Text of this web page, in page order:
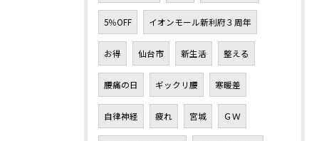
5％OFF イオンモール新利府３周年
お得 仙台市 新生活 整える
腰痛の日 ギックリ腰 寒暖差
自律神経 疲れ 宮城 ＧＷ